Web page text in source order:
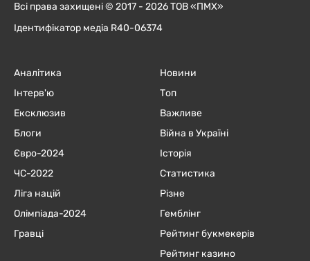
Всі права захищені © 2017 - 2026 ТОВ «ПМХ»
Ідентифікатор медіа R40-06374
Аналітика
Інтерв'ю
Ексклюзив
Блоги
Євро-2024
ЧC-2022
Ліга націй
Олімпіада-2024
Гравці
Новини
Топ
Важливе
Війна в Україні
Історія
Статистика
Різне
Гемблінг
Рейтинг букмекерів
Рейтинг казино